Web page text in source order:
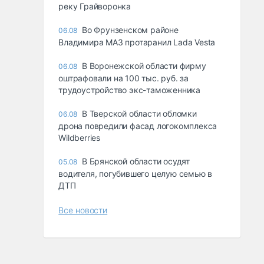
реку Грайворонка
06.08 Во Фрунзенском районе
Владимира МАЗ протаранил Lada Vesta
06.08 В Воронежской области фирму
оштрафовали на 100 тыс. руб. за
трудоустройство экс-таможенника
06.08 В Тверской области обломки
дрона повредили фасад логокомплекса
Wildberries
05.08 В Брянской области осудят
водителя, погубившего целую семью в
ДТП
Все новости